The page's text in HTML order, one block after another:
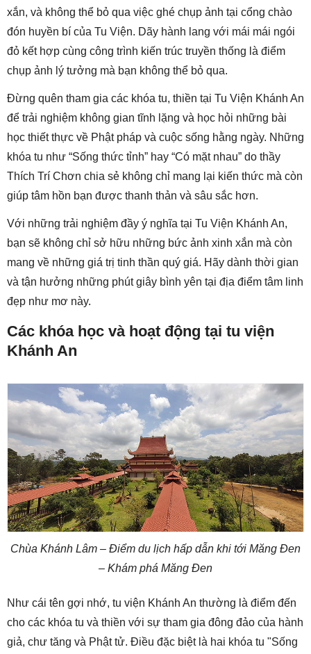
xắn, và không thể bỏ qua việc ghé chụp ảnh tại cổng chào
đón huyền bí của Tu Viện. Dãy hành lang với mái mái ngói
đỏ kết hợp cùng công trình kiến trúc truyền thống là điểm
chụp ảnh lý tưởng mà bạn không thể bỏ qua.
Đừng quên tham gia các khóa tu, thiền tại Tu Viện Khánh An
để trải nghiệm không gian tĩnh lặng và học hỏi những bài
học thiết thực về Phật pháp và cuộc sống hằng ngày. Những
khóa tu như “Sống thức tỉnh” hay “Có mặt nhau” do thầy
Thích Trí Chơn chia sẻ không chỉ mang lại kiến thức mà còn
giúp tâm hồn bạn được thanh thản và sâu sắc hơn.
Với những trải nghiệm đầy ý nghĩa tại Tu Viện Khánh An,
bạn sẽ không chỉ sở hữu những bức ảnh xinh xắn mà còn
mang về những giá trị tinh thần quý giá. Hãy dành thời gian
và tận hưởng những phút giây bình yên tại địa điểm tâm linh
đẹp như mơ này.
Các khóa học và hoạt động tại tu viện
Khánh An
Chùa Khánh Lâm – Điểm du lịch hấp dẫn khi tới Măng Đen
– Khám phá Măng Đen
Như cái tên gợi nhớ, tu viện Khánh An thường là điểm đến
cho các khóa tu và thiền với sự tham gia đông đảo của hành
giả, chư tăng và Phật tử. Điều đặc biệt là hai khóa tu "Sống